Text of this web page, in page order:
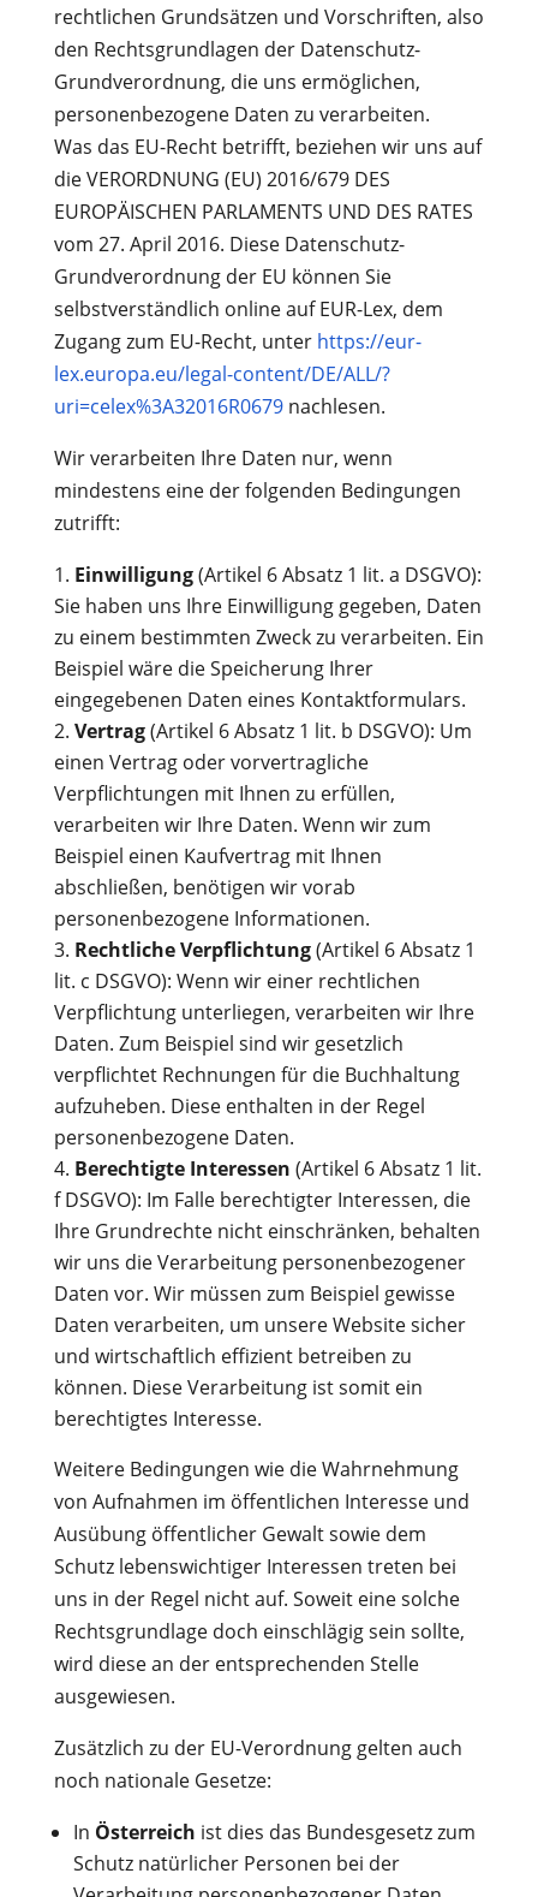
rechtlichen Grundsätzen und Vorschriften, also
den Rechtsgrundlagen der Datenschutz-
Grundverordnung, die uns ermöglichen,
personenbezogene Daten zu verarbeiten.
Was das EU-Recht betrifft, beziehen wir uns auf
die VERORDNUNG (EU) 2016/679 DES
EUROPÄISCHEN PARLAMENTS UND DES RATES
vom 27. April 2016. Diese Datenschutz-
Grundverordnung der EU können Sie
selbstverständlich online auf EUR-Lex, dem
Zugang zum EU-Recht, unter https://eur-
lex.europa.eu/legal-content/DE/ALL/?
uri=celex%3A32016R0679nachlesen.
Wir verarbeiten Ihre Daten nur, wenn
mindestens eine der folgenden Bedingungen
zutrifft:
Einwilligung(Artikel 6 Absatz 1 lit. a DSGVO):
Sie haben uns Ihre Einwilligung gegeben, Daten
zu einem bestimmten Zweck zu verarbeiten. Ein
Beispiel wäre die Speicherung Ihrer
eingegebenen Daten eines Kontaktformulars.
Vertrag(Artikel 6 Absatz 1 lit. b DSGVO): Um
einen Vertrag oder vorvertragliche
Verpflichtungen mit Ihnen zu erfüllen,
verarbeiten wir Ihre Daten. Wenn wir zum
Beispiel einen Kaufvertrag mit Ihnen
abschließen, benötigen wir vorab
personenbezogene Informationen.
Rechtliche Verpflichtung(Artikel 6 Absatz 1
lit. c DSGVO): Wenn wir einer rechtlichen
Verpflichtung unterliegen, verarbeiten wir Ihre
Daten. Zum Beispiel sind wir gesetzlich
verpflichtet Rechnungen für die Buchhaltung
aufzuheben. Diese enthalten in der Regel
personenbezogene Daten.
Berechtigte Interessen (Artikel 6 Absatz 1 lit.
f DSGVO): Im Falle berechtigter Interessen, die
Ihre Grundrechte nicht einschränken, behalten
wir uns die Verarbeitung personenbezogener
Daten vor. Wir müssen zum Beispiel gewisse
Daten verarbeiten, um unsere Website sicher
und wirtschaftlich effizient betreiben zu
können. Diese Verarbeitung ist somit ein
berechtigtes Interesse.
Weitere Bedingungen wie die Wahrnehmung
von Aufnahmen im öffentlichen Interesse und
Ausübung öffentlicher Gewalt sowie dem
Schutz lebenswichtiger Interessen treten bei
uns in der Regel nicht auf. Soweit eine solche
Rechtsgrundlage doch einschlägig sein sollte,
wird diese an der entsprechenden Stelle
ausgewiesen.
Zusätzlich zu der EU-Verordnung gelten auch
noch nationale Gesetze:
In Österreich ist dies das Bundesgesetz zum
Schutz natürlicher Personen bei der